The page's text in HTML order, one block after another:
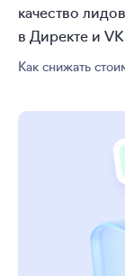
качество
в Директе и
Как снижать